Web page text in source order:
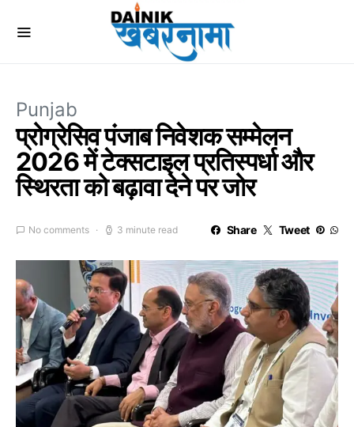
Punjab
प्रोग्रेसिव पंजाब निवेशक सम्मेलन
2026 में टेक्सटाइल प्रतिस्पर्धा और
स्थिरता को बढ़ावा देने पर जोर
No comments 3 minute read Share Tweet